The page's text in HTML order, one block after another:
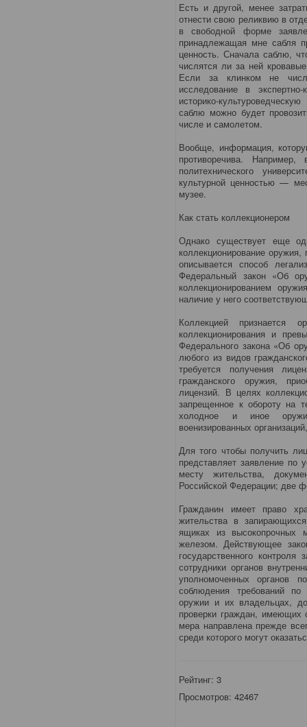
Есть и другой, менее
отнести свою реликвию в
в свободной форме
принадлежащая мне сабля
ценность. Сначала саблю,
числятся ли за ней
Если за клинком не
исследование в
историко-
саблю можно будет
числе и самолетом.
Вообще, информация,
противоречива. Например,
политехнического
культурной ценностью —
музее.
Как стать коллекционером
Однако существует еще
коллекционирование
описывается способ
Федеральный закон «Об
коллекционированием
наличие у него
Коллекцией признается
коллекционирования и
Федерального закона «Об
любого из видов
требуется получения
гражданского оружия,
лицензий. В целях
запрещенное к обороту на
холодное и иное
военизированных
Для того чтобы получить
представляет заявление по
месту жительства,
Российской Федерации; две
Гражданин имеет право
жительства в
ящиках из высокопрочных
железом. Действующее
государственного
сотрудники органов
уполномоченных органов
соблюдения требований
оружии и их владельцах,
проверки граждан, имеющих
мера направлена прежде
среди которого могут
Рейтинг:3
Просмотров: 42467